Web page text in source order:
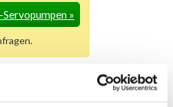
Servopumpen»